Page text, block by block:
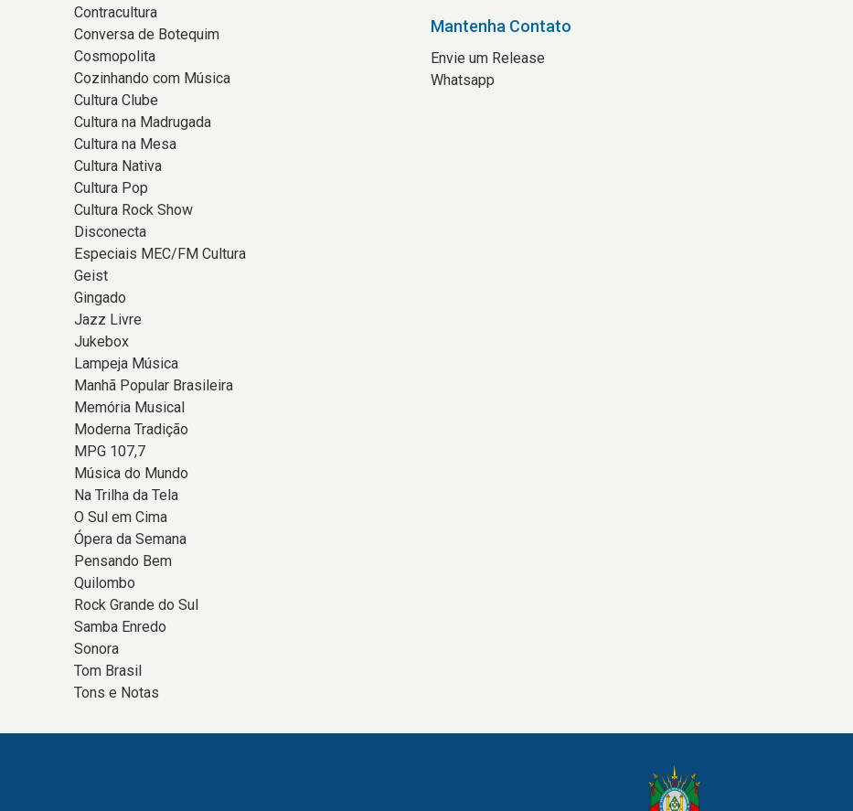
Contracultura
Conversa de Botequim
Cosmopolita
Cozinhando com Música
Cultura Clube
Cultura na Madrugada
Cultura na Mesa
Cultura Nativa
Cultura Pop
Cultura Rock Show
Disconecta
Especiais MEC/FM Cultura
Geist
Gingado
Jazz Livre
Jukebox
Lampeja Música
Manhã Popular Brasileira
Memória Musical
Moderna Tradição
MPG 107,7
Música do Mundo
Na Trilha da Tela
O Sul em Cima
Ópera da Semana
Pensando Bem
Quilombo
Rock Grande do Sul
Samba Enredo
Sonora
Tom Brasil
Tons e Notas
Mantenha Contato
Envie um Release
Whatsapp